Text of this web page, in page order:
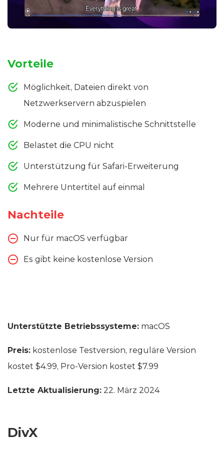
Vorteile
Möglichkeit, Dateien direkt von
Netzwerkservern abzuspielen
Moderne und minimalistische Schnittstelle
Belastet die CPU nicht
Unterstützung für Safari-Erweiterung
Mehrere Untertitel auf einmal
Nachteile
Nur für macOS verfügbar
Es gibt keine kostenlose Version
Unterstützte Betriebssysteme: macOS
Preis: kostenlose Testversion, reguläre Version
kostet $4.99, Pro-Version kostet $7.99
Letzte Aktualisierung: 22. März 2024
DivX